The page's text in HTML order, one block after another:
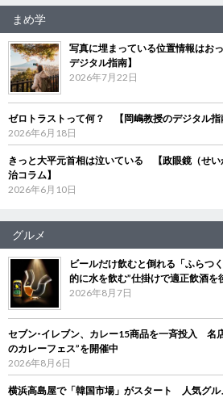
まめ学
写真に埋まっている位置情報はお
デジタル指南】
2026年7月22日
ゼロトラストって何？ 【岡嶋教授のデジタル指
2026年6月18日
きっと大平元首相は泣いている 【政眼鏡（せ
治コラム】
2026年6月10日
グルメ
ビールだけ飲むと倒れる「ふらつ
的に水を飲む”仕掛けで適正飲酒を
2026年8月7日
セブン‐イレブン、カレー15商品を一斉投入 名
のカレーフェス”を開催中
2026年8月6日
横浜高島屋で「韓国市場」がスタート 人気グル